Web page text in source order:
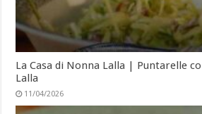
La Casa di Nonna Lalla | Puntarelle
Lalla
11/04/2026